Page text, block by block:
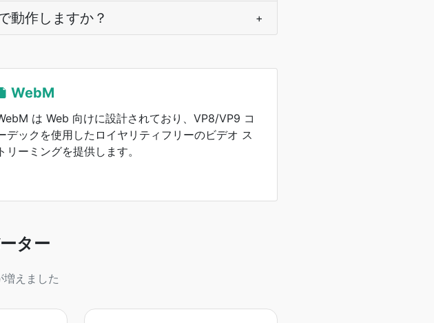
動作しますか？ +
WebM
は Web 向けに設計されており、VP8/VP9 コ
デックを使用したロイヤリティフリーのビデオ ス
トリーミングを提供します。
ター
えました